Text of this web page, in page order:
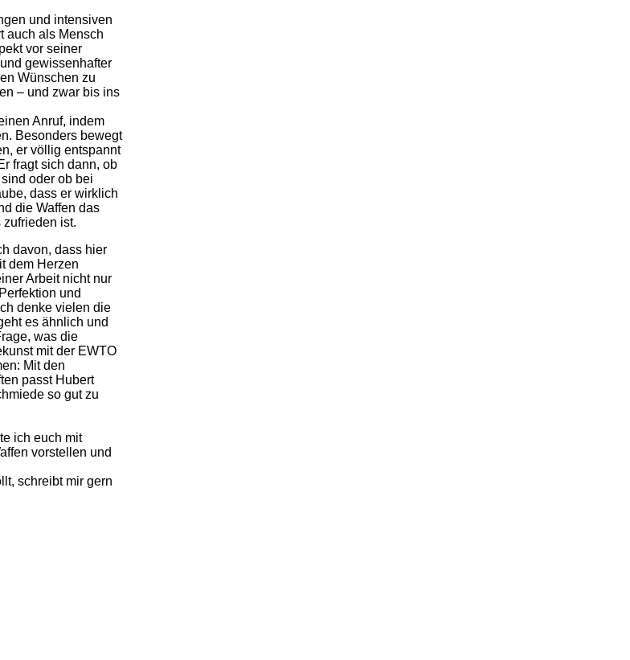
und intensiven
auch als Mensch
vor seiner
gewissenhafter
Wünschen zu
– und zwar bis ins
Anruf, indem
Besonders bewegt
er völlig entspannt
fragt sich dann, ob
oder ob bei
dass er wirklich
die Waffen das
ist.
davon, dass hier
dem Herzen
Arbeit nicht nur
und
denke vielen die
es ähnlich und
was die
mit der EWTO
Mit den
passt Hubert
so gut zu
ich euch mit
vorstellen und
schreibt mir gern